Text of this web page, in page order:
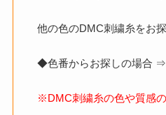
他の色のDMC刺繍糸をお
◆色番からお探しの場合 ⇒
※DMC刺繍糸の色や質感